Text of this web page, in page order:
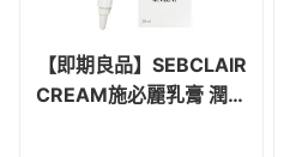
【即期良品】SEBCLAIR
CREAM施必麗乳膏 潤膚